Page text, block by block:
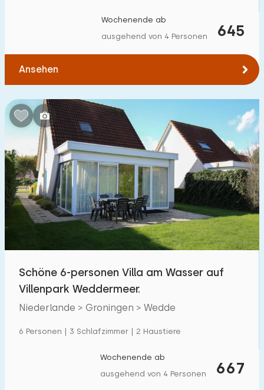
10 20
1 2
Zu öffentlichen Verkehrsmitteln
0,2 0,5 1 2 5
Unterkunft
Nicht im Ferienpark 0
Im Ferienpark 26
Einfamilienhaus
Ferienbauernhof
Villa
645
Wochenende ab
ausgehend von 4 Personen
Ansehen
Schöne 6-personen Villa am Wasser auf
Villenpark Weddermeer.
Niederlande > Groningen > Wedde
6 Personen | 3 Schlafzimmer | 2 Haustiere
667
Wochenende ab
ausgehend von 4 Personen